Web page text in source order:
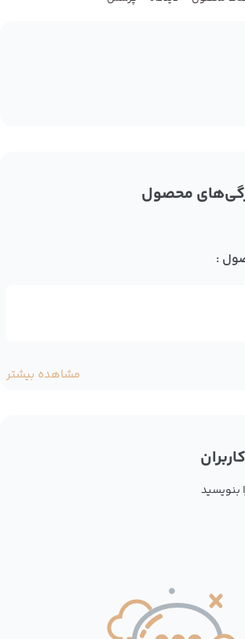
محصول
:
مشاهده بیشتر
بنویسید